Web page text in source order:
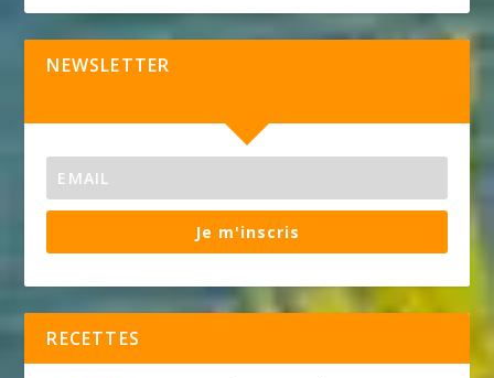
NEWSLETTER
Je m'inscris
RECETTES